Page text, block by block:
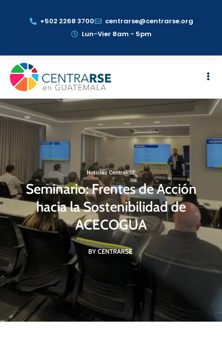
+502 2268 3700
centrarse@centrarse.org
Lun-Vier 8am - 5pm
Noticias CentraRSE
Seminario: Frentes de Acción
hacia la Sostenibilidad de
ACECOGUA
BY CENTRARSE